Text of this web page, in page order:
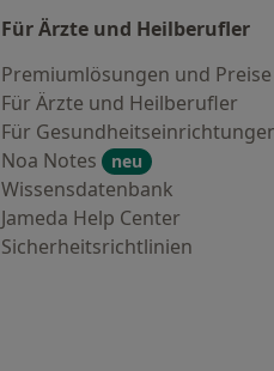
Für Ärzte und Heilberufler
Premiumlösungen und Preise
Für Ärzte und Heilberufler
Für
Noa Notes
neu
Wissensdatenbank
Jameda Help Center
Sicherheitsrichtlinien